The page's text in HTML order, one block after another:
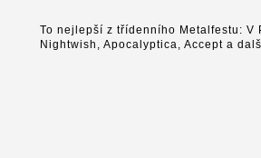
To nejlepší z třídenního Metalfestu: V
Nightwish, Apocalyptica, Accept a